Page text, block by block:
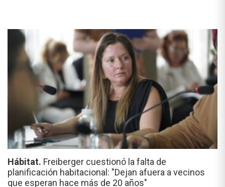
Hábitat. Freiberger cuestionó la falta de
planificación habitacional: "Dejan afuera a vecinos
que esperan hace más de 20 años"